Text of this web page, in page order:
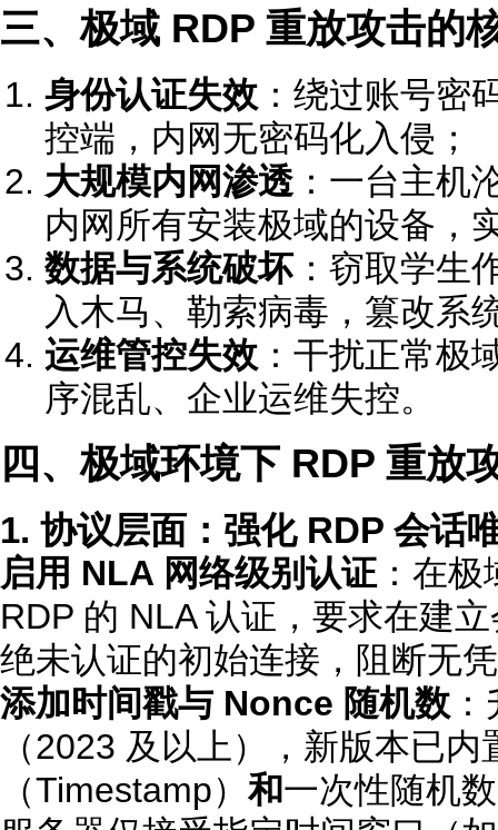
三、极域 RDP 重放攻击的
身份认证失效 ：绕过账号密
控端，内网无密码化入侵；
大规模内网渗透 ：一台主机
内网所有安装极域的设备，
数据与系统破坏：窃取学生
入木马、勒索病毒，篡改系
运维管控失效 ：干扰正常极
序混乱、企业运维失控。
四、极域环境下 RDP 重放
1. 协议层面：强化 RDP 会话
启用 NLA 网络级别认证 ：在
RDP 的 NLA 认证，要求在建
绝未认证的初始连接，阻断无
添加时间戳与 Nonce 随机数
（2023 及以上），新版本已内
（Timestamp） 和一次性随机